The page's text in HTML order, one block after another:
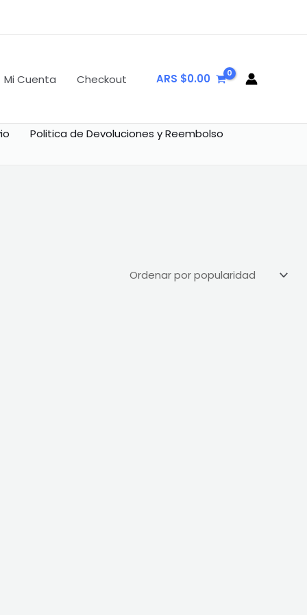
Mi Cuenta Checkout ARS $0.00
Politica de Devoluciones y Reembolso